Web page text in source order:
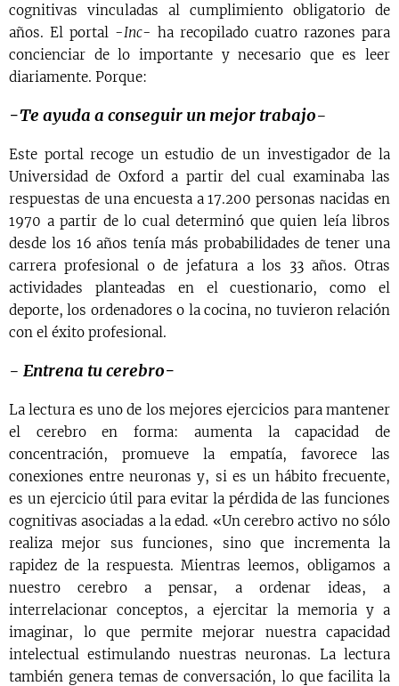
cognitivas vinculadas al cumplimiento obligatorio de
años. El portal -Inc- ha recopilado cuatro razones para
concienciar de lo importante y necesario que es leer
diariamente. Porque:
-Te ayuda a conseguir un mejor trabajo-
Este portal recoge un estudio de un investigador de la
Universidad de Oxford a partir del cual examinaba las
respuestas de una encuesta a 17.200 personas nacidas en
1970 a partir de lo cual determinó que quien leía libros
desde los 16 años tenía más probabilidades de tener una
carrera profesional o de jefatura a los 33 años. Otras
actividades planteadas en el cuestionario, como el
deporte, los ordenadores o la cocina, no tuvieron relación
con el éxito profesional.
- Entrena tu cerebro-
La lectura es uno de los mejores ejercicios para mantener
el cerebro en forma: aumenta la capacidad de
concentración, promueve la empatía, favorece las
conexiones entre neuronas y, si es un hábito frecuente,
es un ejercicio útil para evitar la pérdida de las funciones
cognitivas asociadas a la edad. «Un cerebro activo no sólo
realiza mejor sus funciones, sino que incrementa la
rapidez de la respuesta. Mientras leemos, obligamos a
nuestro cerebro a pensar, a ordenar ideas, a
interrelacionar conceptos, a ejercitar la memoria y a
imaginar, lo que permite mejorar nuestra capacidad
intelectual estimulando nuestras neuronas. La lectura
también genera temas de conversación, lo que facilita la